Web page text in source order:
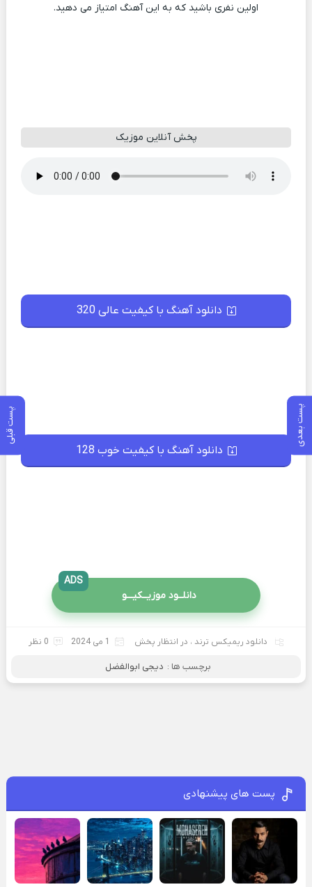
پست بعدی پست قبلی
اولین نفری باشید که به این آهنگ امتیاز می دهید.
پخش آنلاین موزیک
دانلود آهنگ با کیفیت عالی 320
دانلود آهنگ با کیفیت خوب 128
دانلــود موزیــکیـــو
ADS
دانلود ریمیکس ترند ، در انتظار پخش 1 می 2024 0 نظر
برچسب ها : دیجی ابوالفضل
پست های پیشنهادی